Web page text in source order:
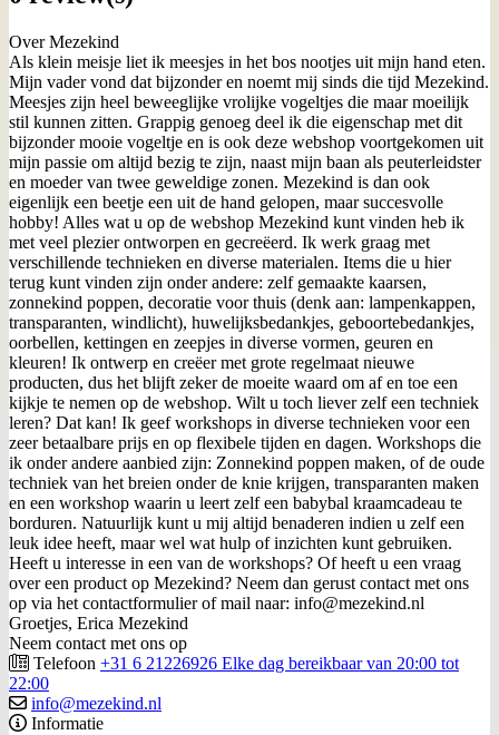
Over Mezekind
Als klein meisje liet ik meesjes in het bos nootjes uit mijn hand eten.
Mijn vader vond dat bijzonder en noemt mij sinds die tijd Mezekind.
Meesjes zijn heel beweeglijke vrolijke vogeltjes die maar moeilijk
stil kunnen zitten. Grappig genoeg deel ik die eigenschap met dit
bijzonder mooie vogeltje en is ook deze webshop voortgekomen uit
mijn passie om altijd bezig te zijn, naast mijn baan als peuterleidster
en moeder van twee geweldige zonen. Mezekind is dan ook
eigenlijk een beetje een uit de hand gelopen, maar succesvolle
hobby! Alles wat u op de webshop Mezekind kunt vinden heb ik
met veel plezier ontworpen en gecreëerd. Ik werk graag met
verschillende technieken en diverse materialen. Items die u hier
terug kunt vinden zijn onder andere: zelf gemaakte kaarsen,
zonnekind poppen, decoratie voor thuis (denk aan: lampenkappen,
transparanten, windlicht), huwelijksbedankjes, geboortebedankjes,
oorbellen, kettingen en zeepjes in diverse vormen, geuren en
kleuren! Ik ontwerp en creëer met grote regelmaat nieuwe
producten, dus het blijft zeker de moeite waard om af en toe een
kijkje te nemen op de webshop. Wilt u toch liever zelf een techniek
leren? Dat kan! Ik geef workshops in diverse technieken voor een
zeer betaalbare prijs en op flexibele tijden en dagen. Workshops die
ik onder andere aanbied zijn: Zonnekind poppen maken, of de oude
techniek van het breien onder de knie krijgen, transparanten maken
en een workshop waarin u leert zelf een babybal kraamcadeau te
borduren. Natuurlijk kunt u mij altijd benaderen indien u zelf een
leuk idee heeft, maar wel wat hulp of inzichten kunt gebruiken.
Heeft u interesse in een van de workshops? Of heeft u een vraag
over een product op Mezekind? Neem dan gerust contact met ons
op via het contactformulier of mail naar: info@mezekind.nl
Groetjes, Erica Mezekind
Neem contact met ons op
Telefoon +31 6 21226926 Elke dag bereikbaar van 20:00 tot
22:00
info@mezekind.nl
Informatie